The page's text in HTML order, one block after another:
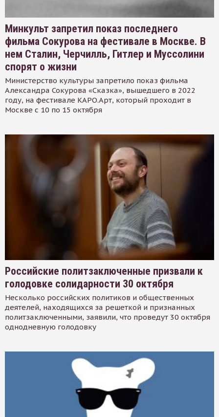
Минкульт запретил показ последнего
фильма Сокурова на фестивале в Москве. В
нем Сталин, Черчилль, Гитлер и Муссолини
спорят о жизни
Министерство культуры запретило показ фильма
Александра Сокурова «Сказка», вышедшего в 2022
году, на фестивале КАРО.Арт, который проходит в
Москве с 10 по 15 октября
Российские политзаключенные призвали к
голодовке солидарности 30 октября
Несколько российских политиков и общественных
деятелей, находящихся за решеткой и признанных
политзаключенными, заявили, что проведут 30 октября
однодневную голодовку